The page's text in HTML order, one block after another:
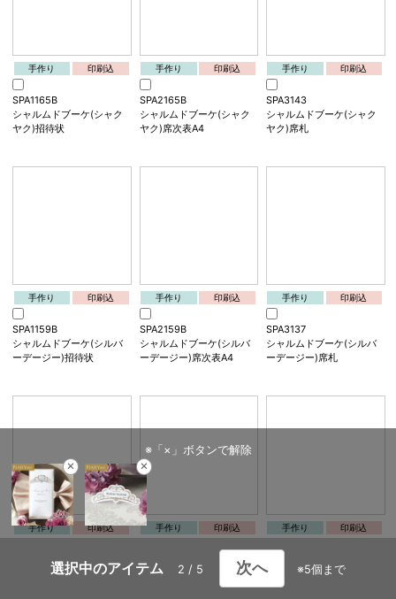
印刷込
SPA1178
ニュアンセスレイヤードピ
ック- コットンホワイト 招
待状
印刷込
SPA2178
ニュアンセスレイヤードピ
ック- コットンホワイト 席
次表A4
印刷込
SPA3149
ニュアンセスレイヤードピ
ック- コットンホワイト 席
札
手作り 印刷込
SPA1165B
シャルムドブーケ(シャク
ヤク)招待状
手作り 印刷込
SPA2165B
シャルムドブーケ(シャク
ヤク)席次表A4
手作り 印刷込
SPA3143
シャルムドブーケ(シャク
ヤク)席札
手作り 印刷込
SPA1159B
シャルムドブーケ(シルバ
手作り 印刷込
シャルムドブーケ(シルバ
ーデージー)席次表A4
手作り 印刷込
シャルムドブーケ(シルバ
ーデージー)席札
※「×」ボタンで解除
× ×
選択中のアイテム 2 / 5 ※5個まで